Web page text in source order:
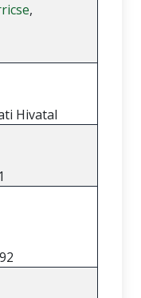
,
Hivatal